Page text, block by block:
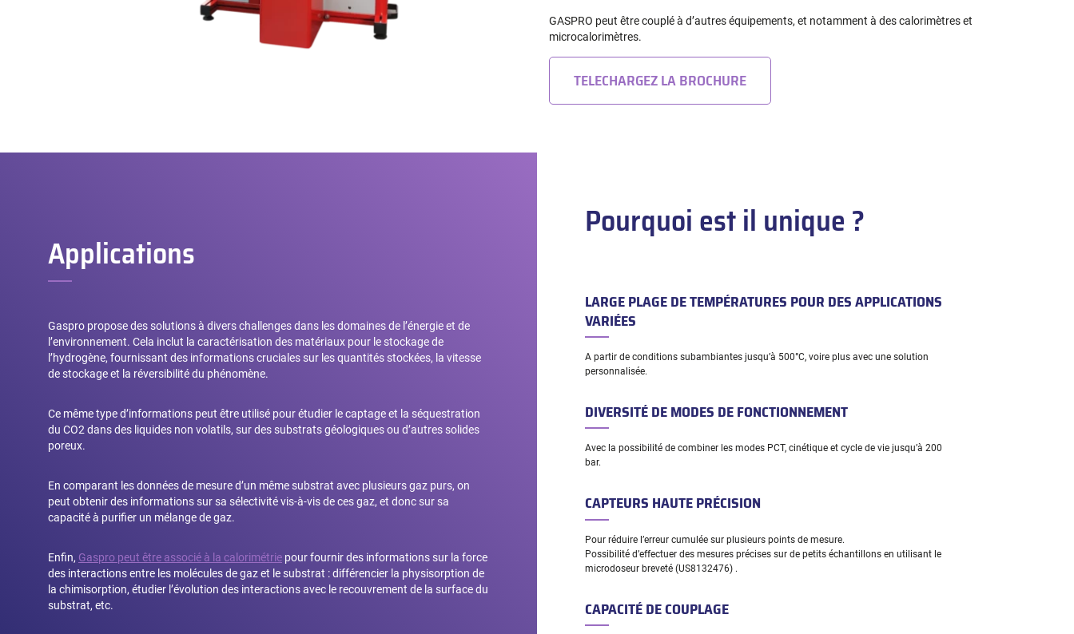
GASPRO peut être couplé à d’autres équipements, et notamment à des calorimètres et
microcalorimètres.
TELECHARGEZ LA BROCHURE
Applications
Gaspro propose des solutions à divers challenges dans les domaines de l’énergie et de
l’environnement. Cela inclut la caractérisation des matériaux pour le stockage de
l’hydrogène, fournissant des informations cruciales sur les quantités stockées, la vitesse
de stockage et la réversibilité du phénomène.
Ce même type d’informations peut être utilisé pour étudier le captage et la séquestration
du CO2 dans des liquides non volatils, sur des substrats géologiques ou d’autres solides
poreux.
En comparant les données de mesure d’un même substrat avec plusieurs gaz purs, on
peut obtenir des informations sur sa sélectivité vis-à-vis de ces gaz, et donc sur sa
capacité à purifier un mélange de gaz.
Enfin, Gaspro peut être associé à la calorimétrie pour fournir des informations sur la force
des interactions entre les molécules de gaz et le substrat : différencier la physisorption de
la chimisorption, étudier l’évolution des interactions avec le recouvrement de la surface du
substrat, etc.
Pourquoi est il unique ?
LARGE PLAGE DE TEMPÉRATURES POUR DES APPLICATIONS
VARIÉES
A partir de conditions subambiantes jusqu’à 500°C, voire plus avec une solution
personnalisée.
DIVERSITÉ DE MODES DE FONCTIONNEMENT
Avec la possibilité de combiner les modes PCT, cinétique et cycle de vie jusqu’à 200
bar.
CAPTEURS HAUTE PRÉCISION
Pour réduire l’erreur cumulée sur plusieurs points de mesure.
Possibilité d’effectuer des mesures précises sur de petits échantillons en utilisant le
microdoseur breveté (US8132476) .
CAPACITÉ DE COUPLAGE